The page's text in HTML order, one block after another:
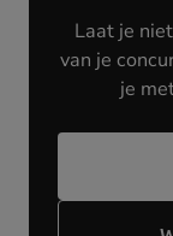
Laat je
van je
je